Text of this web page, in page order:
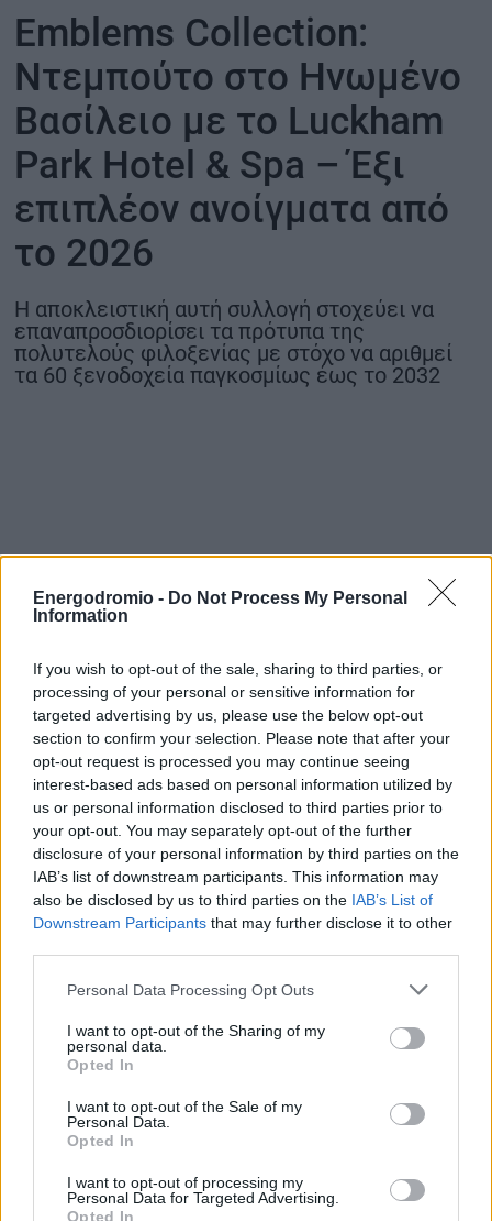
Energodromio - Do Not Process My Personal
Information
If you wish to opt-out of the sale, sharing to third parties, or
processing of your personal or sensitive information for
targeted advertising by us, please use the below opt-out
section to confirm your selection. Please note that after your
opt-out request is processed you may continue seeing
interest-based ads based on personal information utilized by
us or personal information disclosed to third parties prior to
your opt-out. You may separately opt-out of the further
disclosure of your personal information by third parties on the
IAB’s list of downstream participants. This information may
also be disclosed by us to third parties on the IAB’s List of
Downstream Participants that may further disclose it to other
Personal Data Processing Opt Outs
I want to opt-out of the Sharing of my
personal data.
Opted In
I want to opt-out of the Sale of my
Personal Data.
Opted In
I want to opt-out of processing my
Personal Data for Targeted Advertising.
Opted In
ΟΙΚΟΝΟΜΙΑ - ΕΠΙΧΕΙΡΗΣΕΙΣ
MY PROPERTY
ΚΑΡΑΜΠΟΛΕΣ
ΕΠΙΚΟΙΝΩΝΙΑ
ΤΑΥΤΟΤΗΤΑ
Emblems Collection:
Ντεμπούτο στο Ηνωμένο
Βασίλειο με το Luckham
Park Hotel & Spa – Έξι
επιπλέον ανοίγματα από
το 2026
Η αποκλειστική αυτή συλλογή στοχεύει να
επαναπροσδιορίσει τα πρότυπα της
πολυτελούς φιλοξενίας με στόχο να αριθμεί
τα 60 ξενοδοχεία παγκοσμίως έως το 2032